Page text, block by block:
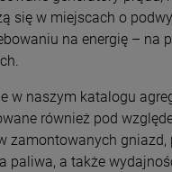
się w miejscach o
na energię – na
w naszym katalogu
również pod
zamontowanych gniazd,
paliwa, a także